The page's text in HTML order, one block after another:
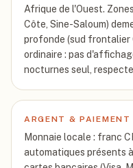
Afrique de l'Ouest.
Côte, Sine-Saloum)
profonde (sud frontalier
ordinaire : pas
nocturnes seul,
ARGENT & PAIEMENT
Monnaie locale : franc
automatiques présents